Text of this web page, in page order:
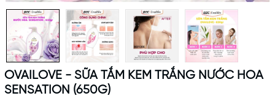
OVAILOVE - SỮA TẮM KEM TRẮNG NƯỚC HOA
SENSATION (650G)